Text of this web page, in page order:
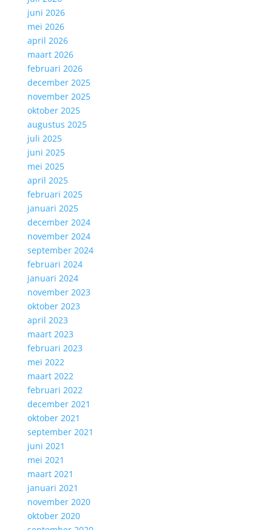
juni 2026
mei 2026
april 2026
maart 2026
februari 2026
december 2025
november 2025
oktober 2025
augustus 2025
juli 2025
juni 2025
mei 2025
april 2025
februari 2025
januari 2025
december 2024
november 2024
september 2024
februari 2024
januari 2024
november 2023
oktober 2023
april 2023
maart 2023
februari 2023
mei 2022
maart 2022
februari 2022
december 2021
oktober 2021
september 2021
juni 2021
mei 2021
maart 2021
januari 2021
november 2020
oktober 2020